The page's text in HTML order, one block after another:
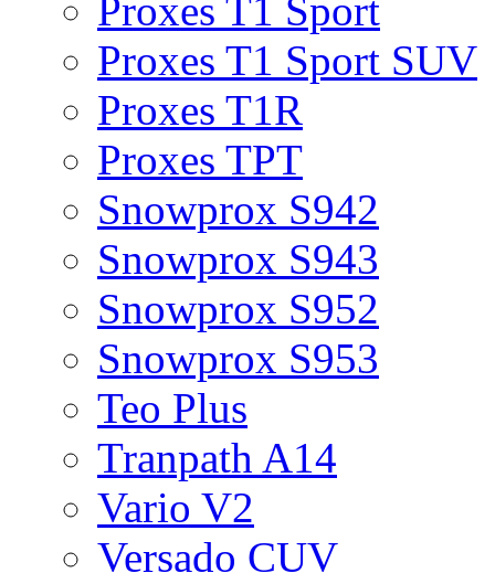
Proxes T1 Sport
Proxes T1 Sport SUV
Proxes T1R
Proxes TPT
Snowprox S942
Snowprox S943
Snowprox S952
Snowprox S953
Teo Plus
Tranpath A14
Vario V2
Versado CUV